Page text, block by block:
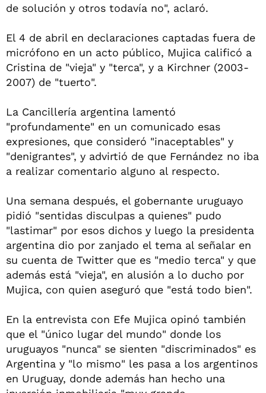
de solución y otros todavía no", aclaró.
El 4 de abril en declaraciones captadas fuera de
micrófono en un acto público, Mujica calificó a
Cristina de "vieja" y "terca", y a Kirchner (2003-
2007) de "tuerto".
La Cancillería argentina lamentó
"profundamente" en un comunicado esas
expresiones, que consideró "inaceptables" y
"denigrantes", y advirtió de que Fernández no iba
a realizar comentario alguno al respecto.
Una semana después, el gobernante uruguayo
pidió "sentidas disculpas a quienes" pudo
"lastimar" por esos dichos y luego la presidenta
argentina dio por zanjado el tema al señalar en
su cuenta de Twitter que es "medio terca" y que
además está "vieja", en alusión a lo ducho por
Mujica, con quien aseguró que "está todo bien".
En la entrevista con Efe Mujica opinó también
que el "único lugar del mundo" donde los
uruguayos "nunca" se sienten "discriminados" es
Argentina y "lo mismo" les pasa a los argentinos
en Uruguay, donde además han hecho una